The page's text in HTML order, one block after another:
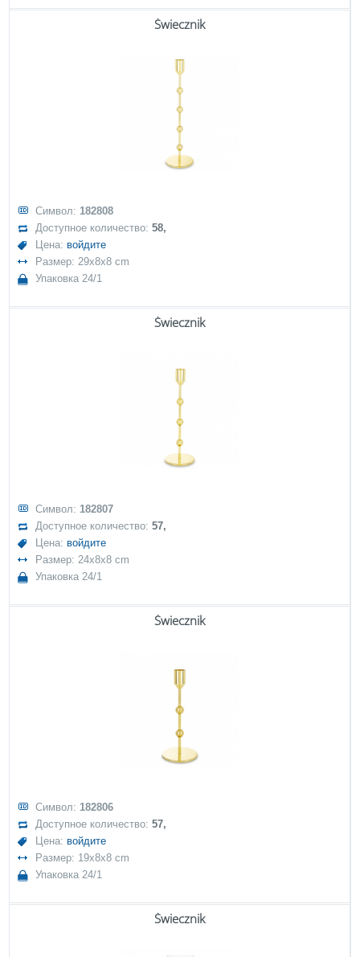
Świecznik
Символ: 182808
Доступное количество:58,
Цена: войдите
Размер: 29x8x8 cm
Упаковка 24/1
Świecznik
Символ: 182807
Доступное количество:57,
Цена: войдите
Размер: 24x8x8 cm
Упаковка 24/1
Świecznik
Символ: 182806
Доступное количество:57,
Цена: войдите
Размер: 19x8x8 cm
Упаковка 24/1
Świecznik